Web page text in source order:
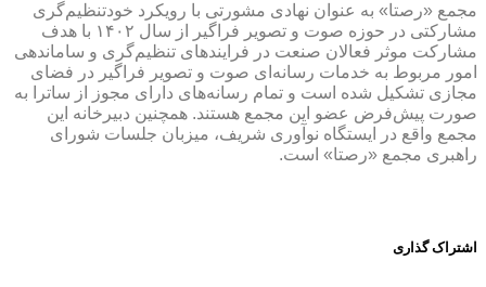
مجمع «رصتا» به‌ عنوان نهادی مشورتی با رویکرد خودتنظیم‌گری
مشارکتی در حوزه صوت و تصویر فراگیر از سال ۱۴۰۲ با هدف
مشارکت موثر فعالان صنعت در فرایندهای تنظیم‌گری و ساماندهی
امور مربوط به خدمات رسانه‌ای صوت و تصویر فراگیر در فضای
مجازی تشکیل شده است و تمام رسانه‌های دارای مجوز از ساترا به‌
صورت پیش‌فرض عضو این مجمع هستند. همچنین دبیرخانه این
مجمع واقع در ایستگاه نوآوری شریف، میزبان جلسات شورای
راهبری مجمع «رصتا» است.
اشتراک گذاری